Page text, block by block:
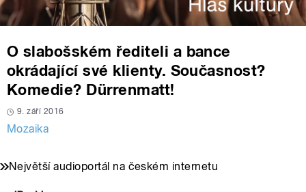
O slabošském řediteli a bance
okrádající své klienty. Současnost?
Komedie? Dürrenmatt!
9. září 2016
Mozaika
Největší audioportál na českém internetu